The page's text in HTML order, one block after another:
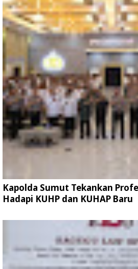
Kapolda Sumut Tekankan
Hadapi KUHP dan KUHAP Baru